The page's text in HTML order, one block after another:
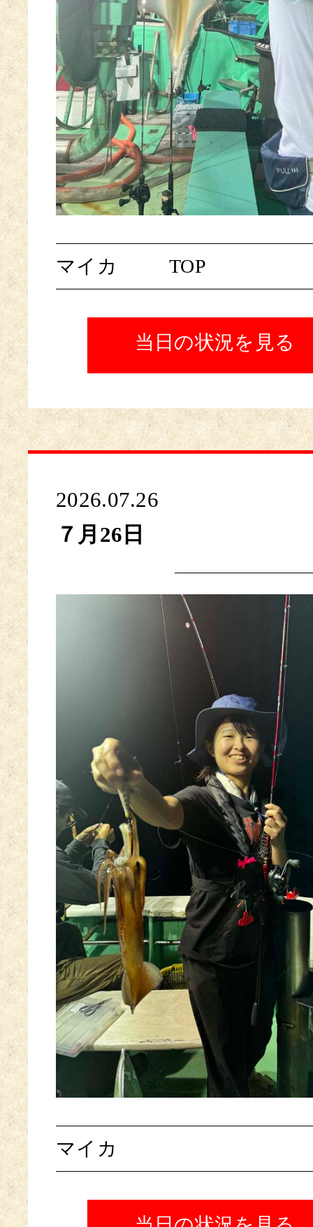
マイカ TOP
当日の状況を見る
2026.07.26
７月26日
マイカ